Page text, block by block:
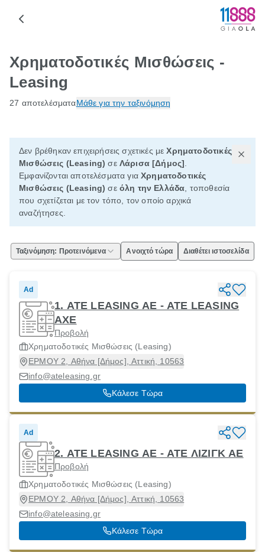
Χρηματοδοτικές Μισθώσεις -
Leasing
27 αποτελέσματαΜάθε για την ταξινόμηση
Δεν βρέθηκαν επιχειρήσεις σχετικές μεΧρηματοδοτικές
Μισθώσεις (Leasing) σε Λάρισα [Δήμος]
Εμφανίζονται αποτελέσματα γιαΧρηματοδοτικές
Μισθώσεις (Leasing) σε όλη την Ελλάδα , τοποθεσία
που σχετίζεται με τον τόπο, τον οποίο αρχικά
αναζήτησες.
Ταξινόμηση: Προτεινόμενα Ανοιχτό τώρα Διαθέτει ιστοσελίδα
Ad
1. ATE LEASING AE - ΑΤΕ LEASING
ΑΧΕ
Προβολή
Χρηματοδοτικές Μισθώσεις (Leasing)
ΕΡΜΟΥ 2, Αθήνα [Δήμος], Αττική, 10563
info@ateleasing.gr
Κάλεσε Τώρα
Ad
2. ATE LEASING AE - ΑΤΕ ΛΙΖΙΓΚ ΑΕ
Προβολή
Χρηματοδοτικές Μισθώσεις (Leasing)
ΕΡΜΟΥ 2, Αθήνα [Δήμος], Αττική, 10563
info@ateleasing.gr
Κάλεσε Τώρα